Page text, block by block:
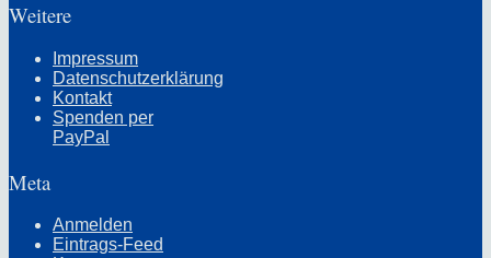
Weitere
Impressum
Datenschutzerklärung
Kontakt
Spenden per
PayPal
Meta
Anmelden
Eintrags-Feed